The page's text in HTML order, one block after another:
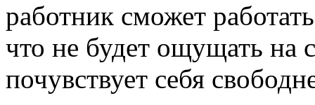
работник сможет
что не будет ощущать на
почувствует себя